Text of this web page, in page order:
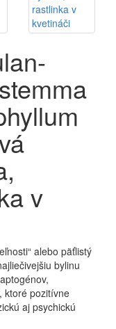
v
alebo päťlistý
bylinu
ktoré pozitívne
aj psychickú